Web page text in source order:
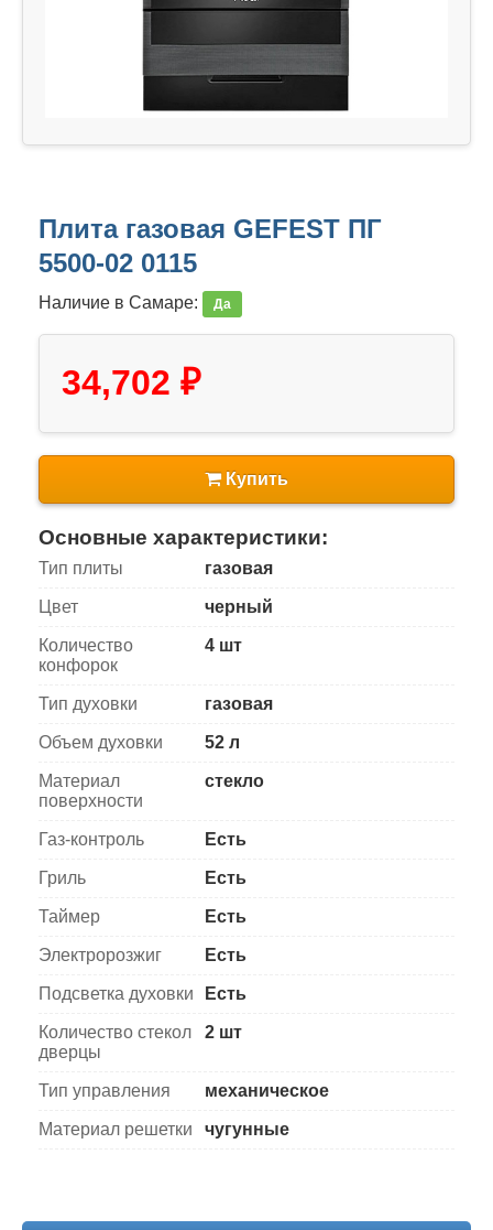
Плита газовая GEFEST ПГ
5500-02 0115
Наличие в Самаре: Да
34,702 ₽
Купить
Основные характеристики:
Тип плиты газовая
Цвет черный
Количество
конфорок
4 шт
Тип духовки газовая
Объем духовки 52 л
Материал
поверхности
стекло
Газ-контроль Есть
Гриль Есть
Таймер Есть
Электророзжиг Есть
Подсветка духовки Есть
Количество стекол
дверцы
2 шт
Тип управления механическое
Материал решетки чугунные